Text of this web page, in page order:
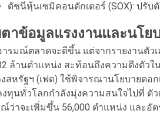
ดัชนีหุ้นเซมิคอนดักเตอร์ (SOX): ปรับ
าข้อมูลแรงงานและนโย
รมณ์ตลาดจะดีขึ้น แต่จากรายงานตัว
ล้านตำแหน่ง สะท้อนถึงความตึงตัว
สหรัฐฯ (เฟด) ใช้พิจารณานโยบายดอก
ทุนทั่วโลกกำลังมุ่งความสนใจไปที่ ตั
ว่าจะเพิ่มขึ้น 56,000 ตำแหน่ง และอัต